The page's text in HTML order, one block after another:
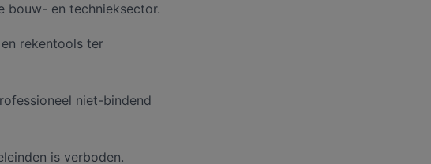
bouw- en technieksector.
rekentools ter
niet-bindend
is verboden.